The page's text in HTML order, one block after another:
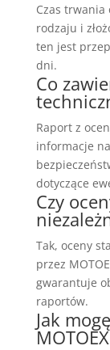
Czas trwania
rodzaju i
ten jest
dni.
Co
Raport z
informacje
dotyczące
Czy
Tak, oceny
przez
gwarantuje
raportów.
Jak